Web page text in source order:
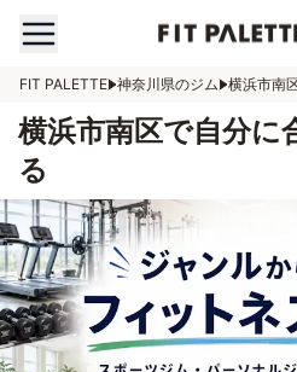
FIT PALETTE 神奈川県のジム 横浜市南
横浜市南区で自分に
る